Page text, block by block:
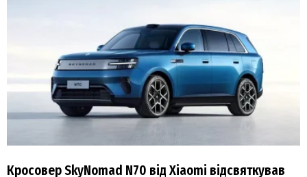
Кросовер SkyNomad N70 від Xiaomi відсвяткував